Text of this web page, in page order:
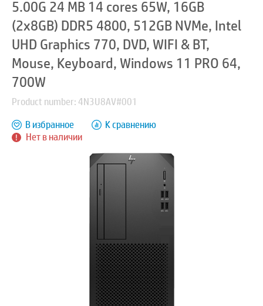
5.00G 24 MB 14 cores 65W, 16GB
(2x8GB) DDR5 4800, 512GB NVMe, Intel
UHD Graphics 770, DVD, WIFI & BT,
Mouse, Keyboard, Windows 11 PRO 64,
700W
Product number: 4N3U8AV#001
Нет в наличии
В избранное К сравнению